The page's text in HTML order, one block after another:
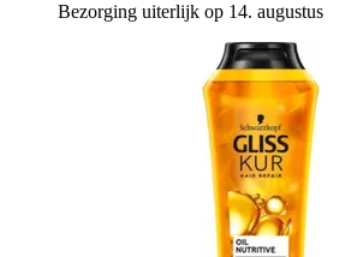
Bezorging uiterlijk op 14. augustus